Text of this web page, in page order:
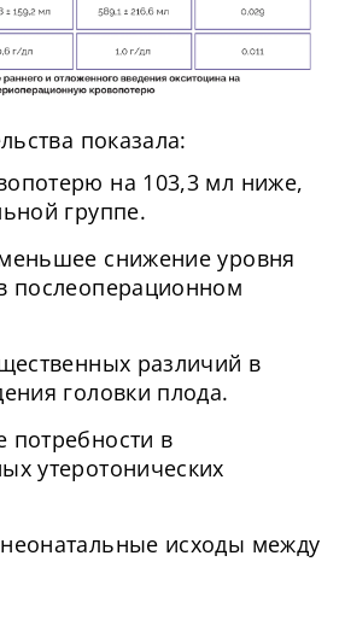
показала:
на 103,3 мл ниже,
группе.
снижение уровня
послеоперационном
различий в
головки плода.
потребности в
утеротонических
исходы между